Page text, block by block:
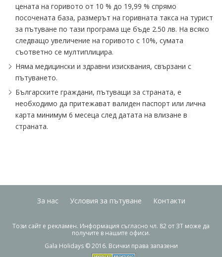
цената на горивото от 10 % до 19,99 % спрямо
посочената база, размерът на горивната такса на турист
за пътуване по тази програма ще бъде 2.50 лв. На всяко
следващо увеличение на горивото с 10%, сумата
съответно се мултиплицира.
Няма медицински и здравни изисквания, свързани с
пътуването.
Българските граждани, пътуващи за страната, е
необходимо да притежават валиден паспорт или лична
карта минимум 6 месеца след датата на влизане в
страната.
За нас Условия за пътуване Контакти
Този сайт е рекламен. Информация съгласно чл. 82 от ЗТ може да
получите в нашите офиси.
Gala Holidays © 2016. Всички права запазени